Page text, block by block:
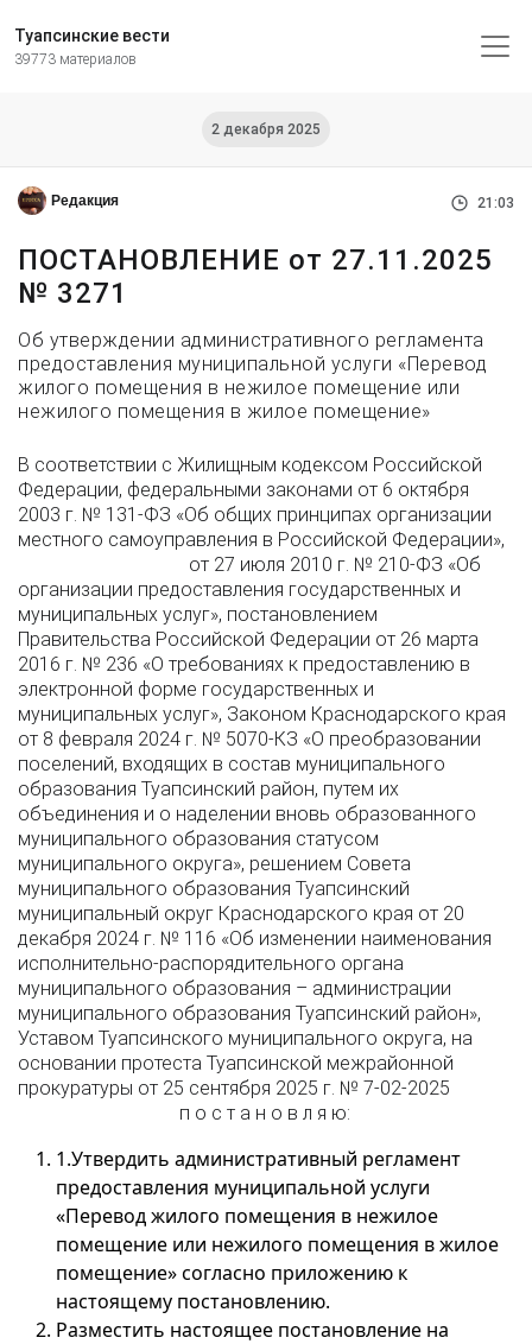
Туапсинские вести
39773 материалов
2 декабря 2025
Редакция 21:03
ПОСТАНОВЛЕНИЕ от 27.11.2025
№ 3271
Об утверждении административного регламента
предоставления муниципальной услуги «Перевод
жилого помещения в нежилое помещение или
нежилого помещения в жилое помещение»
В соответствии с Жилищным кодексом Российской
Федерации, федеральными законами от 6 октября
2003 г. № 131-ФЗ «Об общих принципах организации
местного самоуправления в Российской Федерации»,
от 27 июля 2010 г. № 210-ФЗ «Об
организации предоставления государственных и
муниципальных услуг», постановлением
Правительства Российской Федерации от 26 марта
2016 г. № 236 «О требованиях к предоставлению в
электронной форме государственных и
муниципальных услуг», Законом Краснодарского края
от 8 февраля 2024 г. № 5070-КЗ «О преобразовании
поселений, входящих в состав муниципального
образования Туапсинский район, путем их
объединения и о наделении вновь образованного
муниципального образования статусом
муниципального округа», решением Совета
муниципального образования Туапсинский
муниципальный округ Краснодарского края от 20
декабря 2024 г. № 116 «Об изменении наименования
исполнительно-распорядительного органа
муниципального образования – администрации
муниципального образования Туапсинский район»,
Уставом Туапсинского муниципального округа, на
основании протеста Туапсинской межрайонной
прокуратуры от 25 сентября 2025 г. № 7-02-2025
п о с т а н о в л я ю:
1.Утвердить административный регламент
предоставления муниципальной услуги
«Перевод жилого помещения в нежилое
помещение или нежилого помещения в жилое
помещение» согласно приложению к
настоящему постановлению.
Разместить настоящее постановление на